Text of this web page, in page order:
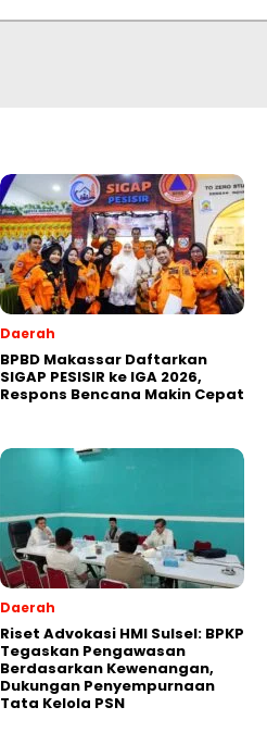
Daerah
BPBD Makassar Daftarkan
SIGAP PESISIR ke IGA 2026,
Respons Bencana Makin Cepat
Daerah
Riset Advokasi HMI Sulsel: BPKP
Tegaskan Pengawasan
Berdasarkan Kewenangan,
Dukungan Penyempurnaan
Tata Kelola PSN